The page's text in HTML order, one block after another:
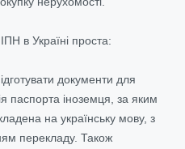
в Україні проста:
документи для
паспорта іноземця, за яким
на українську мову, з
перекладу. Також